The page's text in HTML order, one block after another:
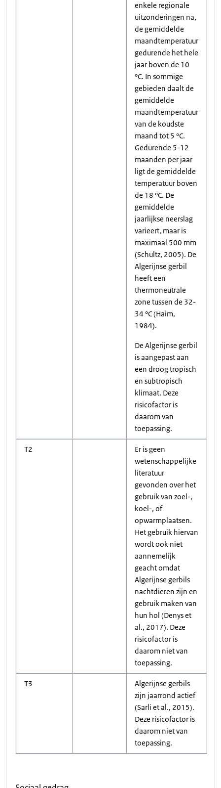
enkele regionale
uitzonderingen na,
de gemiddelde
maandtemperatuur
gedurende het hele
jaar boven de 10
°C. In sommige
gebieden daalt de
gemiddelde
maandtemperatuur
van de koudste
maand tot 5 °C.
Gedurende 5-12
maanden per jaar
ligt de gemiddelde
temperatuur boven
de 18 °C. De
gemiddelde
jaarlijkse neerslag
varieert, maar is
maximaal 500 mm
(Schultz, 2005). De
Algerijnse gerbil
heeft een
thermoneutrale
zone tussen de 32-
34 °C (Haim,
1984).
De Algerijnse gerbil
is aangepast aan
een droog tropisch
en subtropisch
klimaat. Deze
risicofactor is
daarom van
toepassing.
T2
Er is geen
wetenschappelijke
literatuur
gevonden over het
gebruik van zoel-,
koel-, of
opwarmplaatsen.
Het gebruik hiervan
wordt ook niet
aannemelijk
geacht omdat
Algerijnse gerbils
nachtdieren zijn en
gebruik maken van
hun hol (Denys et
al., 2017). Deze
risicofactor is
daarom niet van
toepassing.
T3
Algerijnse gerbils
zijn jaarrond actief
(Sarli et al., 2015).
Deze risicofactor is
daarom niet van
toepassing.